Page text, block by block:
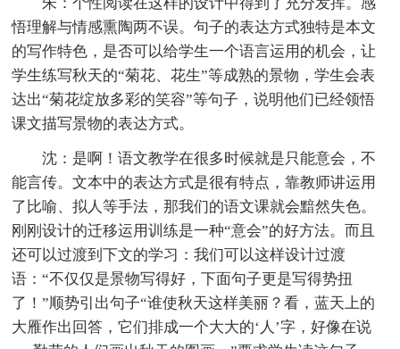
悟理解与情感熏陶两不误。句子的表达方式独特是本文
的写作特色，是否可以给学生一个语言运用的机会，让
学生练写秋天的“菊花、花生”等成熟的景物，学生会表
达出“菊花绽放多彩的笑容”等句子，说明他们已经领悟
课文描写景物的表达方式。
沈：是啊！语文教学在很多时候就是只能意会，不
能言传。文本中的表达方式是很有特点，靠教师讲运用
了比喻、拟人等手法，那我们的语文课就会黯然失色。
刚刚设计的迁移运用训练是一种“意会”的好方法。而且
还可以过渡到下文的学习：我们可以这样设计过渡
语：“不仅仅是景物写得好，下面句子更是写得势扭
了！”顺势引出句子“谁使秋天这样美丽？看，蓝天上的
大雁作出回答，它们排成一个大大的‘人’字，好像在说